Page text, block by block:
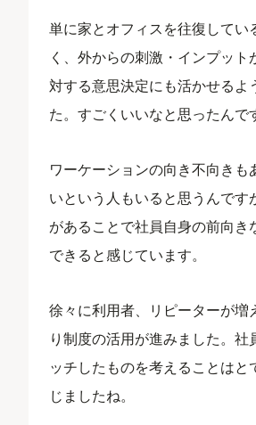
単に家とオフィスを往復してい
く、外からの刺激・インプット
対する意思決定にも活かせるよ
た。すごくいいなと思ったんで
ワーケーションの向き不向きも
いという人もいると思うんです
があることで社員自身の前向き
できると感じています。
徐々に利用者、リピーターが増
り制度の活用が進みました。社
ッチしたものを考えることはと
じましたね。